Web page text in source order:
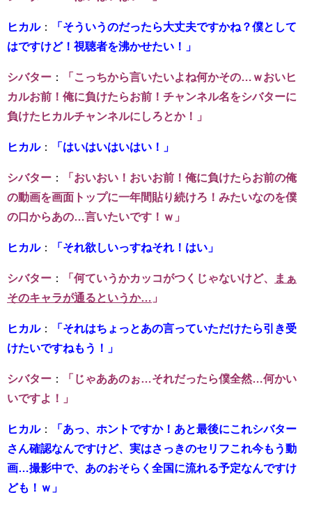
ヒカル：
「そういうのだったら大丈夫ですかね？僕として
はですけど！視聴者を沸かせたい！」
シバター ：
「こっちから言いたいよね何かその…ｗおいヒ
カルお前！俺に負けたらお前！チャンネル名をシバターに
負けたヒカルチャンネルにしろとか！」
ヒカル： 「はいはいはいはい！」
シバター ：
「おいおい！おいお前！俺に負けたらお前の俺
の動画を画面トップに一年間貼り続けろ！みたいなのを僕
の口からあの…言いたいです！ｗ」
ヒカル： 「それ欲しいっすねそれ！はい」
シバター ： 「何ていうかカッコがつくじゃないけど、
まぁ
そのキャラが通るというか… 」
ヒカル：
「それはちょっとあの言っていただけたら引き受
けたいですねもう！」
シバター ：
「じゃああのぉ…それだったら僕全然…何かい
いですよ！」
ヒカル：
「あっ、ホントですか！あと最後にこれシバター
さん確認なんですけど、実はさっきのセリフこれ今もう動
画…撮影中で、あのおそらく全国に流れる予定なんですけ
ども！ｗ」